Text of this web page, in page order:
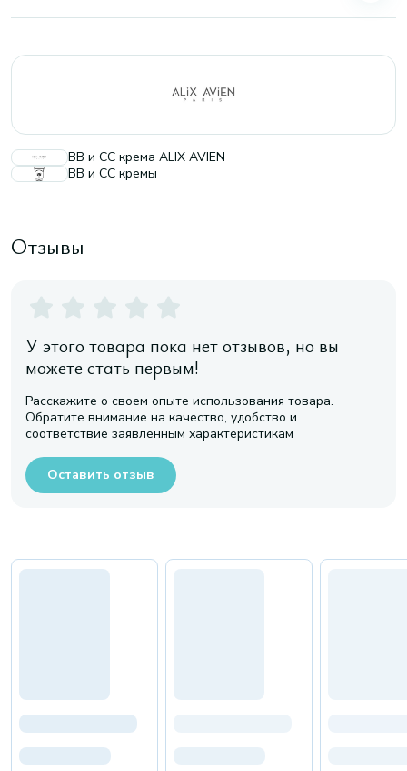
ВВ и СС крема ALIX AVIEN
BB и CC кремы
Отзывы
У этого товара пока нет отзывов, но вы
можете стать первым!
Расскажите о своем опыте использования товара.
Обратите внимание на качество, удобство и
соответствие заявленным характеристикам
Оставить отзыв